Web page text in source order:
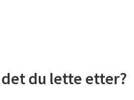
du lette etter?